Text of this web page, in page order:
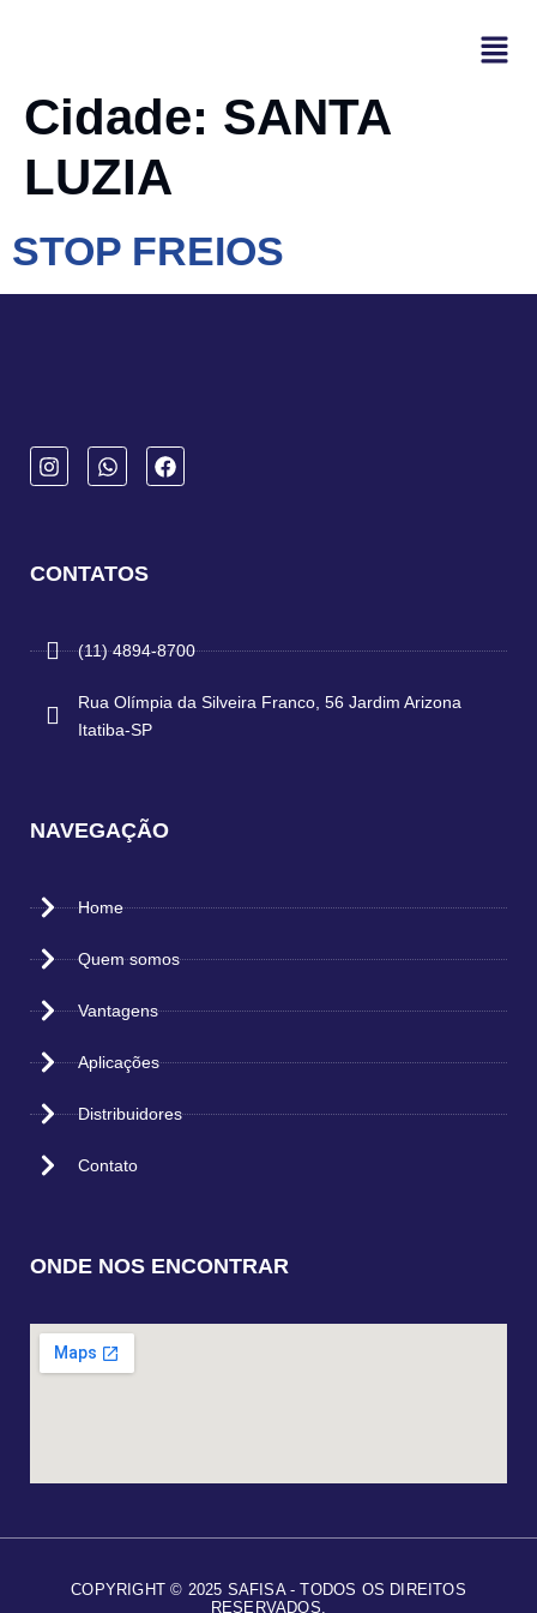
Cidade: SANTA
LUZIA
STOP FREIOS
CONTATOS
(11) 4894-8700
Rua Olímpia da Silveira Franco, 56 Jardim Arizona
Itatiba-SP
NAVEGAÇÃO
Home
Quem somos
Vantagens
Aplicações
Distribuidores
Contato
ONDE NOS ENCONTRAR
COPYRIGHT © 2025 SAFISA - TODOS OS DIREITOS
RESERVADOS.